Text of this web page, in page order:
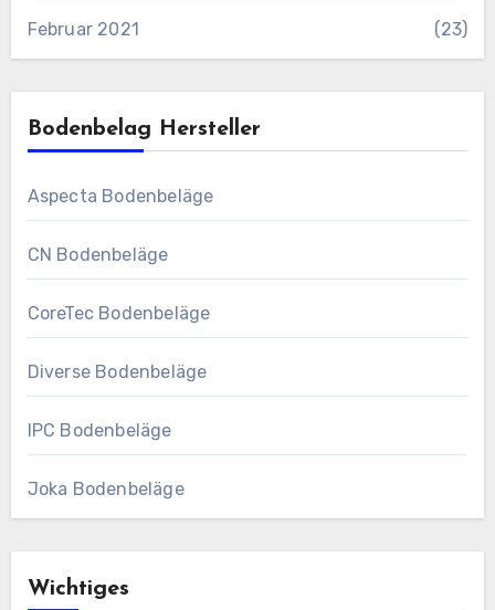
Februar 2021 (23)
Bodenbelag Hersteller
Aspecta Bodenbeläge
CN Bodenbeläge
CoreTec Bodenbeläge
Diverse Bodenbeläge
IPC Bodenbeläge
Joka Bodenbeläge
Wichtiges